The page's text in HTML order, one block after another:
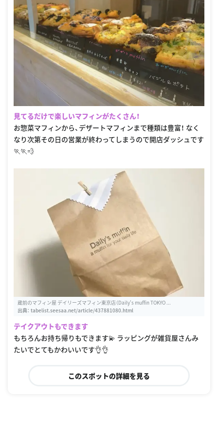
見てるだけで楽しいマフィンがたくさん！
お惣菜マフィンから、デザートマフィンまで種類は豊富！ なく
なり次第その日の営業が終わってしまうので開店ダッシュです
🏃🏃💨
蔵前のマフィン屋 デイリーズマフィン東京店（Daily's muffin TOKYO ...
出典： tabelist.seesaa.net/article/437881080.html
テイクアウトもできます
もちろんお持ち帰りもできます💫 ラッピングが雑貨屋さんみ
たいでとてもかわいいです👌👌
このスポットの詳細を見る